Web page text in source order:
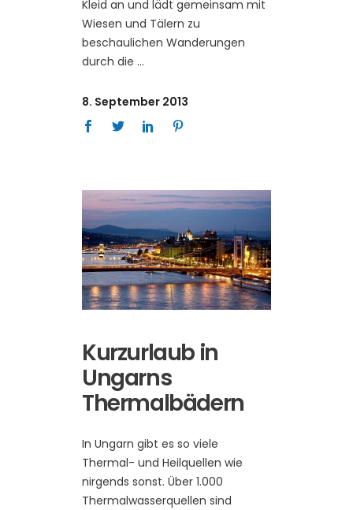
Kleid an und lädt gemeinsam mit
Wiesen und Tälern zu
beschaulichen Wanderungen
durch die
8. September 2013
Kurzurlaub in
Ungarns
Thermalbädern
In Ungarn gibt es so viele
Thermal- und Heilquellen wie
nirgends sonst. Über 1.000
Thermalwasserquellen sind